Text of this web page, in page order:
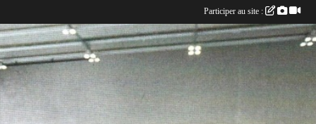
Participer au site :